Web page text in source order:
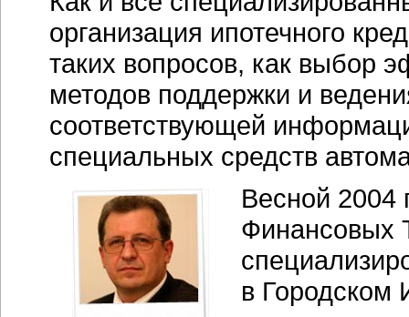
организация ипотечного
таких вопросов, как выбор
методов поддержки и
соответствующей
специальных средств
Весной 2004
Финансовых
в Городском